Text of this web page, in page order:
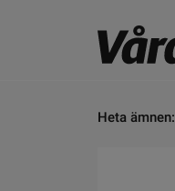
Heta ämnen: